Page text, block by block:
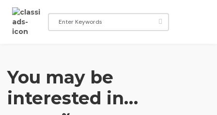
You may be
interested in…